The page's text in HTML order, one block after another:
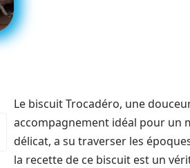
Le biscuit Trocadéro, une
accompagnement idéal pour un
délicat, a su traverser les
la recette de ce biscuit est un